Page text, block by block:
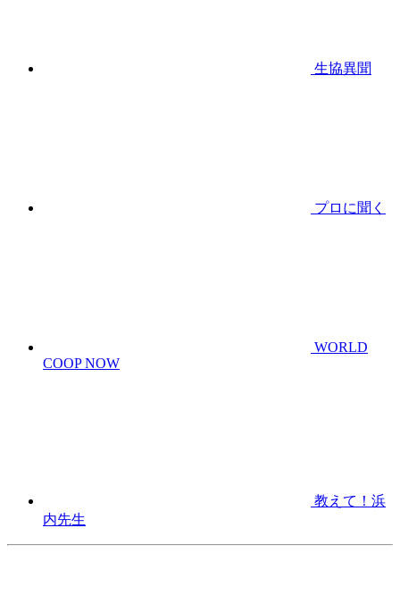
生協異聞
プロに聞く
WORLD
COOP NOW
教えて！浜
内先生